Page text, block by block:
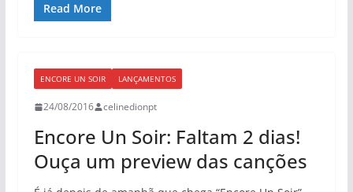
Read More
ENCORE UN SOIR LANÇAMENTOS
24/08/2016 celinedionpt
Encore Un Soir: Faltam 2 dias!
Ouça um preview das canções